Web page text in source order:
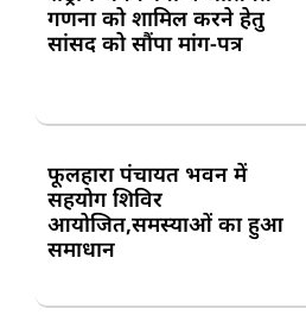
गणना को शामिल करने हेतु
सांसद को सौंपा मांग-पत्र
फूलहारा पंचायत भवन में
सहयोग शिविर
आयोजित,समस्याओं का हुआ
समाधान